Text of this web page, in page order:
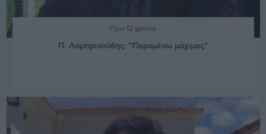
Πριν 12 χρόνια
Π. Λαμπρινούδης: "Παραμένω μάχιμος"